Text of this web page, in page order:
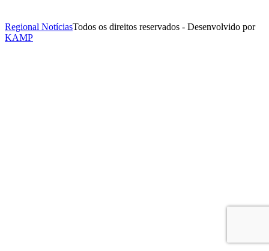
Regional NotíciasTodos os direitos reservados - Desenvolvido por
KAMP